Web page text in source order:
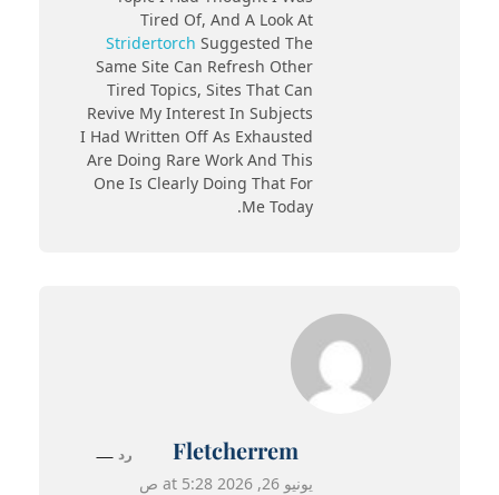
Tired Of, And A Look At
Stridertorch Suggested The
Same Site Can Refresh Other
Tired Topics, Sites That Can
Revive My Interest In Subjects
I Had Written Off As Exhausted
Are Doing Rare Work And This
One Is Clearly Doing That For
Me Today.
Fletcherrem
يونيو 26, 2026 at 5:28 ص
رد